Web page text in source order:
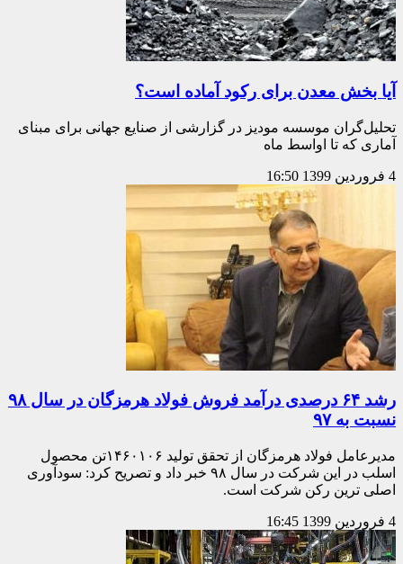
آیا بخش معدن برای رکود آماده است؟
تحلیل‌گران موسسه مودیز در گزارشی از صنایع جهانی برای مبنای
آماری که تا اواسط ماه
4 فروردین 1399 16:50
رشد ۶۴ درصدی درآمد فروش فولاد هرمزگان در سال ۹۸
نسبت به ۹۷
مدیرعامل فولاد هرمزگان از تحقق تولید ۱۴۶۰۱۰۶تن محصول
اسلب در این شرکت در سال ۹۸ خبر داد و تصریح کرد: سودآوری
اصلی ترین رکن شرکت است.
4 فروردین 1399 16:45